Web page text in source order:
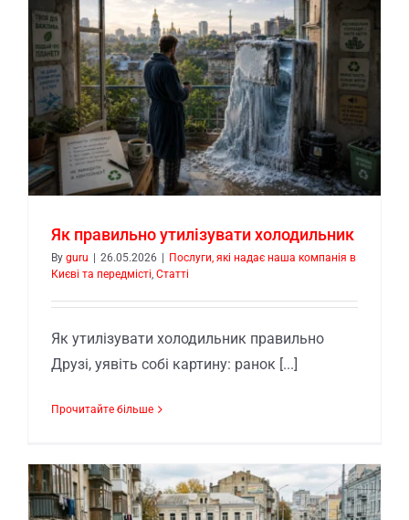
Як правильно утилізувати холодильник
By guru | 26.05.2026 | Послуги, які надає наша компанія в
Києві та передмісті Статті
Як утилізувати холодильник правильно
Друзі, уявіть собі картину: ранок [...]
Прочитайте більше